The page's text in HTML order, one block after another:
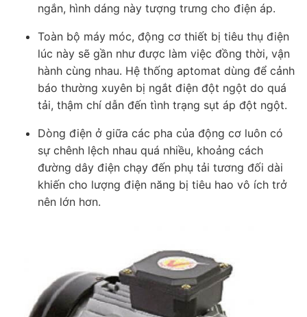
ngắn, hình dáng này tượng trưng cho điện áp.
Toàn bộ máy móc, động cơ thiết bị tiêu thụ điện
lúc này sẽ gần như được làm việc đồng thời, vận
hành cùng nhau. Hệ thống aptomat dùng để cảnh
báo thường xuyên bị ngắt điện đột ngột do quá
tải, thậm chí dẫn đến tình trạng sụt áp đột ngột.
Dòng điện ở giữa các pha của động cơ luôn có
sự chênh lệch nhau quá nhiều, khoảng cách
đường dây điện chạy đến phụ tải tương đối dài
khiến cho lượng điện năng bị tiêu hao vô ích trở
nên lớn hơn.